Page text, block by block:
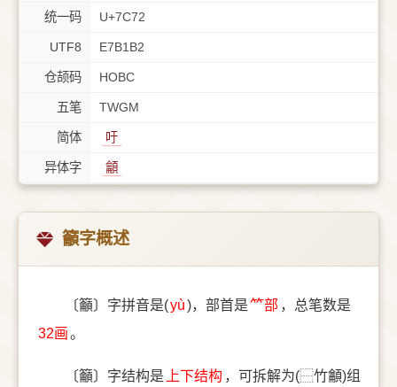
统一码 U+7C72
UTF8 E7B1B2
仓颉码 HOBC
五笔 TWGM
简体 吁
异体字 龥
籲字概述
〔籲〕字拼音是(yù)，部首是⺮部 ，总笔数是
32画。
〔籲〕字结构是 上下结构 ，可拆解为(⿱竹龥)组